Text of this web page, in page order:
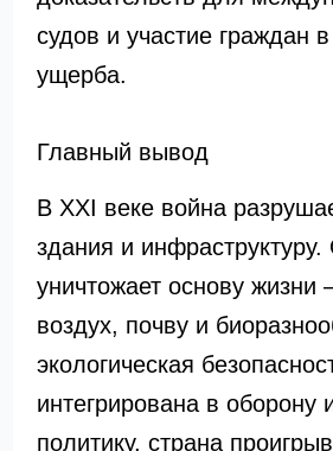
судов и участие граждан
ущерба.
Главный вывод
В XXI веке война
здания и
уничтожает основу жизни
воздух, почву и
экологическая
интегрирована в
политику, страна